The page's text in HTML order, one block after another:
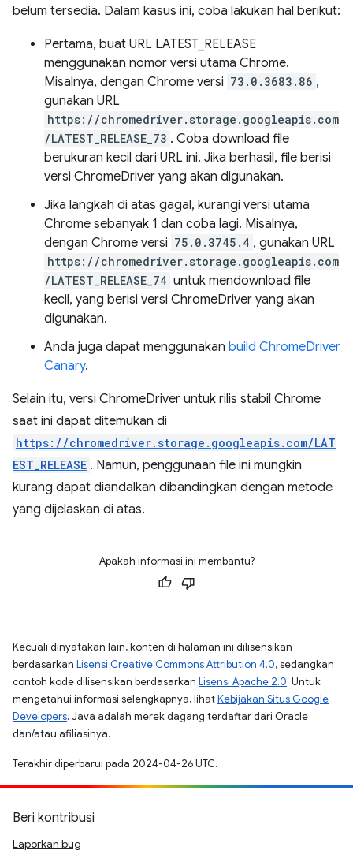
belum tersedia. Dalam kasus ini, coba lakukan hal berikut:
Pertama, buat URL LATEST_RELEASE
menggunakan nomor versi utama Chrome.
Misalnya, dengan Chrome versi 73.0.3683.86 ,
gunakan URL
https://chromedriver.storage.googleapis.com
/LATEST_RELEASE_73 . Coba download file
berukuran kecil dari URL ini. Jika berhasil, file berisi
versi ChromeDriver yang akan digunakan.
Jika langkah di atas gagal, kurangi versi utama
Chrome sebanyak 1 dan coba lagi. Misalnya,
dengan Chrome versi 75.0.3745.4 , gunakan URL
https://chromedriver.storage.googleapis.com
/LATEST_RELEASE_74 untuk mendownload file
kecil, yang berisi versi ChromeDriver yang akan
digunakan.
Anda juga dapat menggunakan build ChromeDriver
Canary.
Selain itu, versi ChromeDriver untuk rilis stabil Chrome
saat ini dapat ditemukan di
https://chromedriver.storage.googleapis.com/LAT
EST_RELEASE . Namun, penggunaan file ini mungkin
kurang dapat diandalkan dibandingkan dengan metode
yang dijelaskan di atas.
Apakah informasi ini membantu?
Kecuali dinyatakan lain, konten di halaman ini dilisensikan
berdasarkan Lisensi Creative Commons Attribution 4.0, sedangkan
contoh kode dilisensikan berdasarkan Lisensi Apache 2.0. Untuk
mengetahui informasi selengkapnya, lihatKebijakan Situs Google
Developers. Java adalah merek dagang terdaftar dari Oracle
dan/atau afiliasinya.
Terakhir diperbarui pada 2024-04-26 UTC.
Beri kontribusi
Laporkan bug